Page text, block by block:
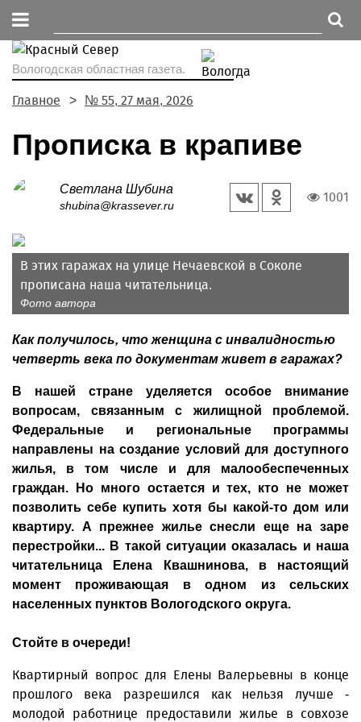
Вологодская областная газета.
Главное № 55, 27 мая, 2026
Прописка в крапиве
Светлана Шубина
shubina@krassever.ru
1001
В этих гаражах на улице Нечаевской в Соколе
прописана наша читательница.
Фото автора
Как получилось, что женщина с инвалидностью
четверть века по документам живет в гаражах?
В нашей стране уделяется особое внимание
вопросам, связанным с жилищной проблемой.
Федеральные и региональные программы
направлены на создание условий для доступного
жилья, в том числе и для малообеспеченных
граждан. Но много остается и тех, кто не может
позволить себе купить хотя бы какой-то дом или
квартиру. А прежнее жилье снесли еще на заре
перестройки... В такой ситуации оказалась и наша
читательница Елена Квашнинова, в настоящий
момент проживающая в одном из сельских
населенных пунктов Вологодского округа.
Стойте в очереди!
Квартирный вопрос для Елены Валерьевны в конце
прошлого века разрешился как нельзя лучше -
молодой работнице предоставили жилье в совхозе